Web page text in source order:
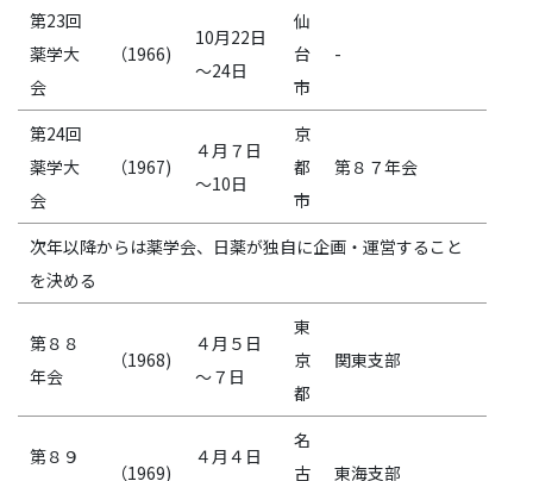
第23回
薬学大
会
（1966)
10月22日
～24日
仙
台
市
-
第24回
薬学大
会
（1967)
４月７日
～10日
京
都
市
第８７年会
次年以降からは薬学会、日薬が独自に企画・運営すること
を決める
第８８
年会
（1968)
４月５日
～７日
東
京
都
関東支部
第８９
（1969)
４月４日
名
古
東海支部